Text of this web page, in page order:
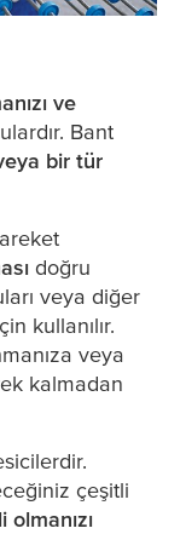
ve
Bant
bir tür
doğru
veya diğer
kullanılır.
veya
kalmadan
çeşitli